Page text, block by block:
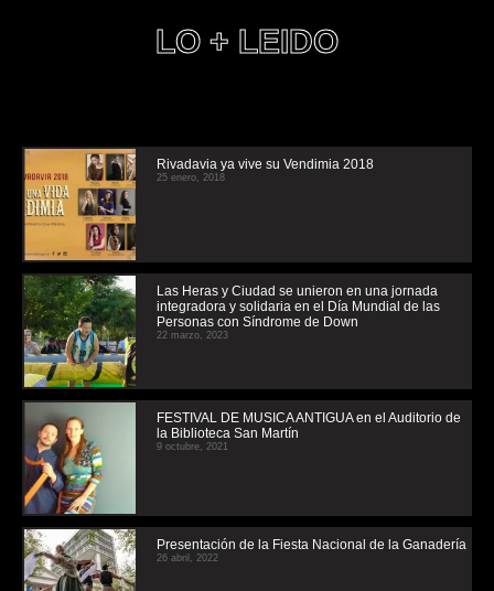
LO + LEIDO
Rivadavia ya vive su Vendimia 2018
25 enero, 2018
Las Heras y Ciudad se unieron en una jornada
integradora y solidaria en el Día Mundial de las
Personas con Síndrome de Down
22 marzo, 2023
FESTIVAL DE MUSICA ANTIGUA en el Auditorio de
la Biblioteca San Martín
9 octubre, 2021
Presentación de la Fiesta Nacional de la Ganadería
26 abril, 2022